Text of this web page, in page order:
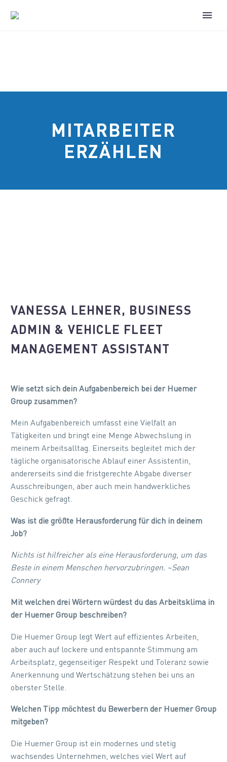
MITARBEITER
ERZÄHLEN
VANESSA LEHNER, BUSINESS
ADMIN & VEHICLE FLEET
MANAGEMENT ASSISTANT
Wie setzt sich dein Aufgabenbereich bei der Huemer
Group zusammen?
Mein Aufgabenbereich umfasst eine Vielfalt an
Tätigkeiten und bringt eine Menge Abwechslung in
meinem Arbeitsalltag. Einerseits begleitet mich der
tägliche organisatorische Ablauf einer Assistentin,
andererseits sind die fristgerechte Abgabe diverser
Ausschreibungen, aber auch mein handwerkliches
Geschick gefragt.
Was ist die größte Herausforderung für dich in deinem
Job?
Nichts ist hilfreicher als eine Herausforderung, um das
Beste in einem Menschen hervorzubringen. ~Sean
Connery
Mit welchen drei Wörtern würdest du das Arbeitsklima in
der Huemer Group beschreiben?
Die Huemer Group legt Wert auf effizientes Arbeiten,
aber auch auf lockere und entspannte Stimmung am
Arbeitsplatz, gegenseitiger Respekt und Toleranz sowie
Anerkennung und Wertschätzung stehen bei uns an
oberster Stelle.
Welchen Tipp möchtest du Bewerbern der Huemer Group
mitgeben?
Die Huemer Group ist ein modernes und stetig
wachsendes Unternehmen, welches viel Wert auf